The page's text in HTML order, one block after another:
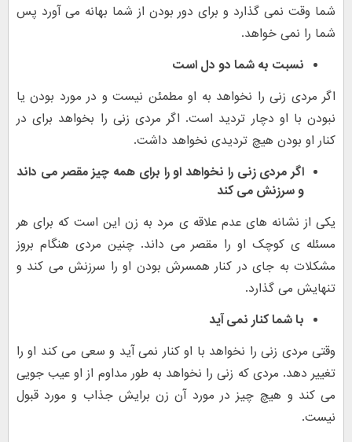
شما وقت نمی گذارد و برای دور بودن از شما بهانه می آورد پس
شما را نمی خواهد.
نسبت به شما دو دل است
اگر مردی زنی را نخواهد به او مطمئن نیست و در مورد بودن یا
نبودن با او دچار تردید است. اگر مردی زنی را بخواهد برای در
کنار او بودن هیچ تردیدی نخواهد داشت.
اگر مردی زنی را نخواهد او را برای همه چیز مقصر می داند
و سرزنش می کند
یکی از نشانه های عدم علاقه ی مرد به زن این است که برای هر
مسئله ی کوچک او را مقصر می داند. چنین مردی هنگام بروز
مشکلات به جای در کنار همسرش بودن او را سرزنش می کند و
تنهایش می گذارد.
با شما کنار نمی آید
وقتی مردی زنی را نخواهد با او کنار نمی آید و سعی می کند او را
تغییر دهد. مردی که زنی را نخواهد به طور مداوم از او عیب جویی
می کند و هیچ چیز در مورد آن زن برایش جذاب و مورد قبول
نیست.